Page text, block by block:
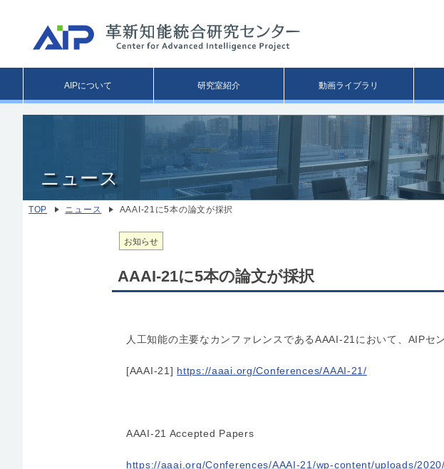
移
動
AIPについて 研究室紹介 動画ライブラリ
ニュース
TOP ニュース AAAI-21に5本の論文が採択
お知らせ
AAAI-21に5本の論文が採択
人工知能の主要なカンファレンスであるAAAI-21において、AIPセ
[AAAI-21] https://aaai.org/Conferences/AAAI-21/
AAAI-21 Accepted Papers
https://aaai.org/Conferences/AAAI-21/wp-content/uploads/